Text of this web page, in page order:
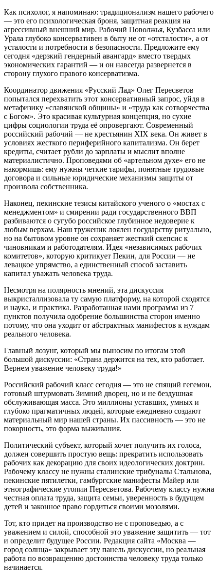
Как психолог, я напоминаю: традиционализм нашего рабочего
— это его психологическая броня, защитная реакция на
агрессивный внешний мир. Рабочий Поволжья, Кузбасса или
Урала глубоко консервативен в быту не от «отсталости», а от
усталости и потребности в безопасности. Предложите ему
сегодня «дерзкий гендерный авангард» вместо твердых
экономических гарантий — и он навсегда развернется в
сторону глухого правого консерватизма.
Координатор движения «Русский Лад» Олег Пересветов
попытался перехватить этот консервативный запрос, уйдя в
метафизику «славянской общины» и «труда как сотворчества
с Богом». Это красивая культурная концепция, но сухие
цифры социологии труда её опровергают. Современный
российский рабочий — не крестьянин XIX века. Он живет в
условиях жесткого периферийного капитализма. Он берет
кредиты, считает рубли до зарплаты и мыслит вполне
материалистично. Проповедями об «артельном духе» его не
накормишь: ему нужны четкие тарифы, понятные трудовые
договора и сильные юридические механизмы защиты от
произвола собственника.
Наконец, пекинские тезисы китайского ученого о «мостах с
менеджментом» и смирении ради государственного ВВП
разбиваются о сугубо российское глубинное недоверие к
любым верхам. Наш труженик лоялен государству ритуально,
но на бытовом уровне он сохраняет жесткий скепсис к
чиновникам и работодателям. Идея «независимых рабочих
комитетов», которую критикует Пекин, для России — не
левацкое упрямство, а единственный способ заставить
капитал уважать человека труда.
Несмотря на полярность мнений, эта дискуссия
выкристаллизовала ту самую платформу, на которой сходятся
и наука, и практика. Разработанная нами программа из 7
пунктов получила одобрение большинства сторон именно
потому, что она уходит от абстрактных манифестов к нуждам
реального человека.
Главный лозунг, который мы выносим по итогам этой
большой дискуссии: «Страна держится на тех, кто работает.
Вернем уважение человеку труда!»
Российский рабочий класс сегодня — это не спящий гегемон,
готовый штурмовать Зимний дворец, но и не бездушная
обслуживающая масса. Это миллионы уставших, умных и
глубоко прагматичных людей, которые ежедневно создают
материальный мир нашей страны. Их пассивность — это не
покорность, это форма выживания.
Политический субъект, который хочет получить их голоса,
должен совершить простую вещь: прекратить использовать
рабочих как декорацию для своих идеологических доктрин.
Рабочему классу не нужны сталинские трибуналы Стальнова,
пекинские пятилетки, гамбургские манифесты Майер или
этнографические утопии Пересветова. Рабочему классу нужна
честная оплата труда, защита семьи, уверенность в будущем
детей и законное право гордиться своими мозолями.
Тот, кто придет на производство не с проповедью, а с
уважением и силой, способной это уважение защитить — тот
и определит будущее России. Редакция сайта «Москва —
город солнца» закрывает эту панель дискуссии, но реальная
работа по возвращению достоинства человеку труда только
начинается.